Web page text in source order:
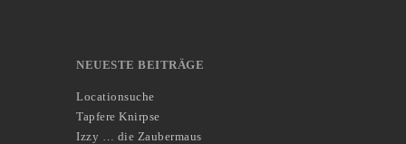
NEUESTE BEITRÄGE
Locationsuche
Tapfere Knirpse
Izzy … die Zaubermaus